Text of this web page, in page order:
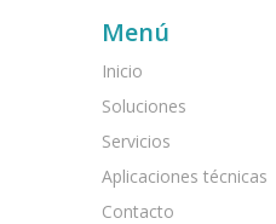
Menú
Inicio
Soluciones
Servicios
Aplicaciones técnicas
Contacto